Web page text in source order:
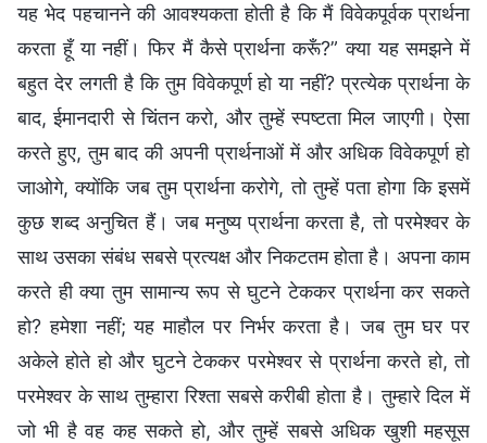
यह भेद पहचानने की आवश्यकता होती है कि मैं विवेकपूर्वक प्रार्थना
करता हूँ या नहीं। फिर मैं कैसे प्रार्थना करूँ?” क्या यह समझने में
बहुत देर लगती है कि तुम विवेकपूर्ण हो या नहीं? प्रत्येक प्रार्थना के
बाद, ईमानदारी से चिंतन करो, और तुम्हें स्पष्टता मिल जाएगी। ऐसा
करते हुए, तुम बाद की अपनी प्रार्थनाओं में और अधिक विवेकपूर्ण हो
जाओगे, क्योंकि जब तुम प्रार्थना करोगे, तो तुम्हें पता होगा कि इसमें
कुछ शब्द अनुचित हैं। जब मनुष्य प्रार्थना करता है, तो परमेश्वर के
साथ उसका संबंध सबसे प्रत्यक्ष और निकटतम होता है। अपना काम
करते ही क्या तुम सामान्य रूप से घुटने टेककर प्रार्थना कर सकते
हो? हमेशा नहीं; यह माहौल पर निर्भर करता है। जब तुम घर पर
अकेले होते हो और घुटने टेककर परमेश्वर से प्रार्थना करते हो, तो
परमेश्वर के साथ तुम्हारा रिश्ता सबसे करीबी होता है। तुम्हारे दिल में
जो भी है वह कह सकते हो, और तुम्हें सबसे अधिक खुशी महसूस